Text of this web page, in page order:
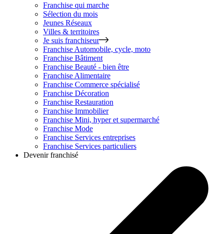
Franchise qui marche
Sélection du mois
Jeunes Réseaux
Villes & territoires
Je suis franchiseur
Franchise Automobile, cycle, moto
Franchise Bâtiment
Franchise Beauté - bien être
Franchise Alimentaire
Franchise Commerce spécialisé
Franchise Décoration
Franchise Restauration
Franchise Immobilier
Franchise Mini, hyper et supermarché
Franchise Mode
Franchise Services entreprises
Franchise Services particuliers
Devenir franchisé